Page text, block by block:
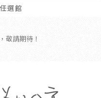
選館
敬請期待！